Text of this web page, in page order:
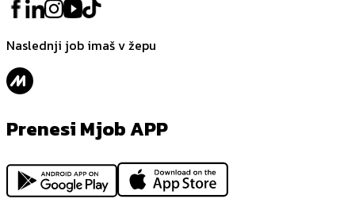
Naslednji job imaš v žepu
Prenesi Mjob APP